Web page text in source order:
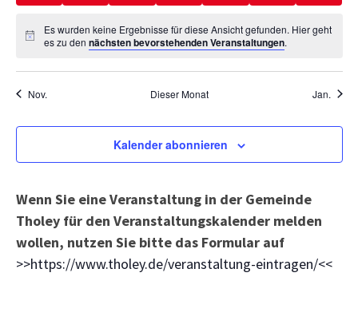
Es wurden keine Ergebnisse für diese Ansicht gefunden. Hier geht
es zu dennächsten bevorstehenden Veranstaltungen.
Nov. Dieser Monat Jan.
Kalender abonnieren
Wenn Sie eine Veranstaltung in der Gemeinde
Tholey für den Veranstaltungskalender melden
wollen, nutzen Sie bitte das Formular auf
>>https://www.tholey.de/veranstaltung-eintragen/<<